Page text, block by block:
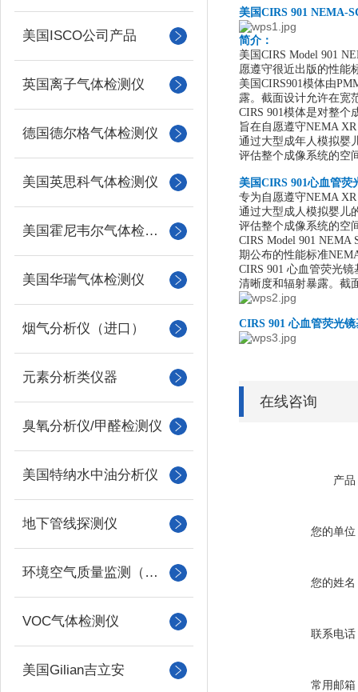
美国ISCO公司产品
英国离子气体检测仪
德国德尔格气体检测仪
美国英思科气体检测仪
美国霍尼韦尔气体检测仪
美国华瑞气体检测仪
烟气分析仪（进口）
元素分析类仪器
臭氧分析仪/甲醛检测仪
美国特纳水中油分析仪
地下管线探测仪
环境空气质量监测（美国Met one）
VOC气体检测仪
美国Gilian吉立安
美国CIRS 901 NEMA-
简介：
美国 CIRS Model 901
愿遵守很近出版的性能
美国 CIRS901模体由
露。截面设计允许在宽
CIRS 901模体是对整个
旨在自愿遵守NEMA XR
通过大型成年人模拟婴
评估整个成像系统的空
美国CIRS 901心血管荧
专为自愿遵守NEMA
通过大型成人模拟婴儿
评估整个成像系统的空
CIRS Model 901
期公布的性能标准
CIRS 901 心血管荧光
清晰度和辐射暴露。截
CIRS 901 心血管荧光
在线咨询
产品
您的单位
您的姓名
联系电话
常用邮箱